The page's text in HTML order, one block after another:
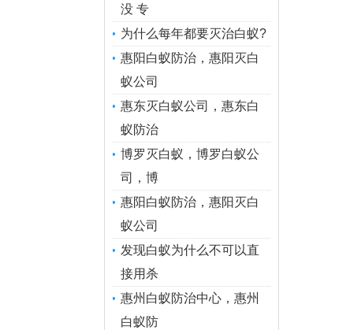
没 专
为什么每年都要灭治白蚁?
惠阳白蚁防治，惠阳灭白
蚁公司
惠东灭白蚁公司，惠东白
蚁防治
博罗灭白蚁，博罗白蚁公
司，博
惠阳白蚁防治，惠阳灭白
蚁公司
发现白蚁为什么不可以直
接用杀
惠州白蚁防治中心，惠州
白蚁防